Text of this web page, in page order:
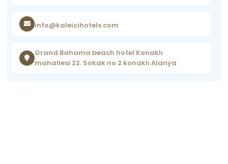
info@kaleicihotels.com
Grand Bahama beach hotel Konaklı
mahallesi 22. Sokak no 2 konaklı Alanya